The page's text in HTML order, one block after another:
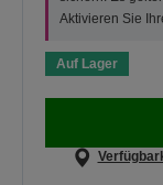
Aktivieren Sie
Auf Lager